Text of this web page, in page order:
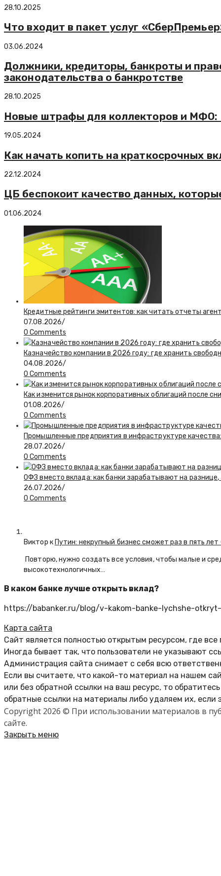
28.10.2025
Что входит в пакет услуг
03.06.2024
Должники, кредиторы, банкроты и
законодательства о банкротстве
28.10.2025
Новые штрафы для коллекторов и МФО:
19.05.2024
Как начать копить на краткосрочных
22.12.2024
ЦБ беспокоит качество данных,
01.06.2024
Кредитные рейтинги эмитентов: как читать отчеты
07.08.2026/
0 Comments
Казначейство компании в 2026 году: где хранить
04.08.2026/
0 Comments
Как изменится рынок корпоративных облигаций после
01.08.2026/
0 Comments
Промышленные предприятия в инфраструктуре
28.07.2026/
0 Comments
ОФЗ вместо вклада: как банки зарабатывают на
26.07.2026/
0 Comments
Виктор к Путин: некрупный бизнес сможет раз в пять
Повторю, нужно создать все условия, чтобы малые и
высокотехнологичных…
В каком банке лучше открыть вклад?
https://babanker.ru/blog/v-kakom-banke-lychshe-
Карта сайта
Сайт является полностью открытым ресурсом, где
Иногда бывает так, что пользователи не указывают
Администрация сайта снимает с себя всю
Если вы считаете, что какой-то материал на нашем
или без обратной ссылки на ваш ресурс, то
обратные ссылки на материалы либо удаляем их, если
Copyright 2026 © При использовании материалов в
сайте.
Закрыть меню